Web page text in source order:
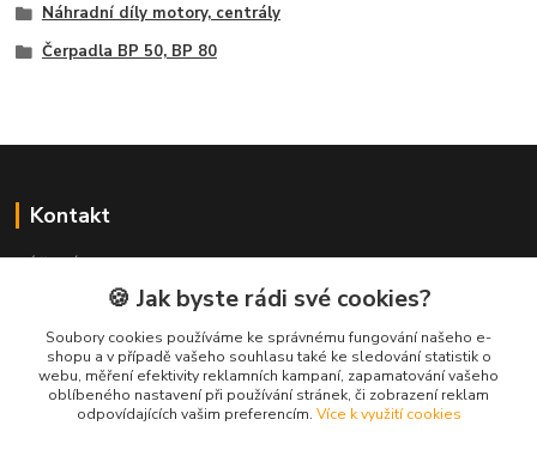
Náhradní díly motory, centrály
Čerpadla BP 50, BP 80
Kontakt
+420 481 621 329
centraly@enhlava.cz
🍪 Jak byste rádi své cookies?
Soubory cookies používáme ke správnému fungování našeho e-
shopu a v případě vašeho souhlasu také ke sledování statistik o
webu, měření efektivity reklamních kampaní, zapamatování vašeho
oblíbeného nastavení při používání stránek, či zobrazení reklam
odpovídajících vašim preferencím. Více k využití cookies